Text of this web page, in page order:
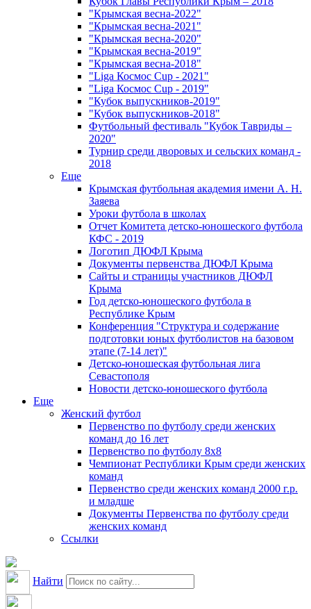
"Крымская весна-2022"
"Крымская весна-2021"
"Крымская весна-2020"
"Крымская весна-2019"
"Крымская весна-2018"
"Liga Космос Cup - 2021"
"Liga Космос Cup - 2019"
"Кубок выпускников-2019"
"Кубок выпускников-2018"
Футбольный фестиваль "Кубок Тавриды –
2020"
Турнир среди дворовых и сельских команд -
2018
Еще
Крымская футбольная академия имени А. Н.
Заяева
Уроки футбола в школах
Отчет Комитета детско-юношеского футбола
КФС - 2019
Логотип ДЮФЛ Крыма
Документы первенства ДЮФЛ Крыма
Сайты и страницы участников ДЮФЛ
Крыма
Год детско-юношеского футбола в
Республике Крым
Конференция "Структура и содержание
подготовки юных футболистов на базовом
этапе (7-14 лет)"
Детско-юношеская футбольная лига
Севастополя
Новости детско-юношеского футбола
Еще
Женский футбол
Первенство по футболу среди женских
команд до 16 лет
Первенство по футболу 8х8
Чемпионат Республики Крым среди женских
команд
Первенство среди женских команд 2000 г.р.
и младше
Документы Первенства по футболу среди
женских команд
Ссылки
Найти